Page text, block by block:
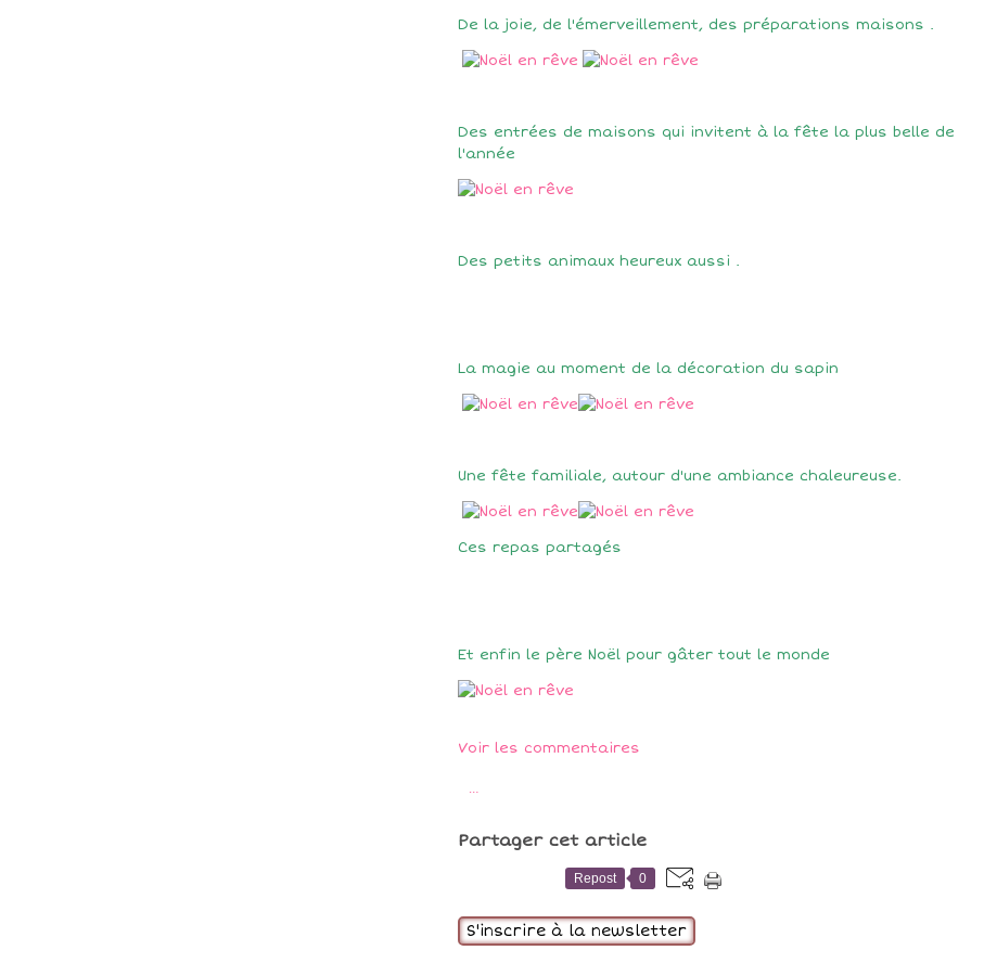
De la joie, de l'émerveillement, des préparations maisons .
Des entrées de maisons qui invitent à la fête la plus belle de
l'année
Des petits animaux heureux aussi .
La magie au moment de la décoration du sapin
Une fête familiale, autour d'une ambiance chaleureuse.
Ces repas partagés
Et enfin le père Noël pour gâter tout le monde
Voir les commentaires
…
Partager cet article
Repost 0
S'inscrire à la newsletter